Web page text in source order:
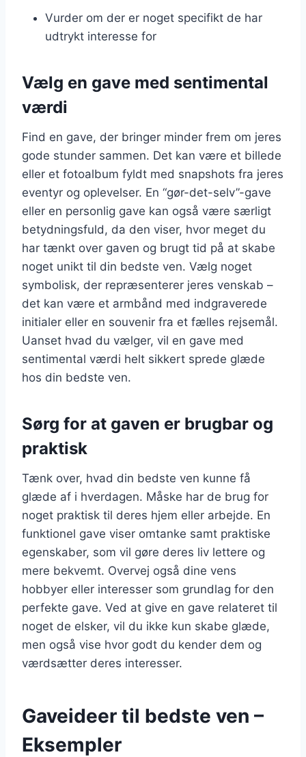
Vurder om der er noget specifikt de har
udtrykt interesse for
Vælg en gave med sentimental
værdi
Find en gave, der bringer minder frem om jeres
gode stunder sammen. Det kan være et billede
eller et fotoalbum fyldt med snapshots fra jeres
eventyr og oplevelser. En “gør-det-selv”-gave
eller en personlig gave kan også være særligt
betydningsfuld, da den viser, hvor meget du
har tænkt over gaven og brugt tid på at skabe
noget unikt til din bedste ven. Vælg noget
symbolisk, der repræsenterer jeres venskab –
det kan være et armbånd med indgraverede
initialer eller en souvenir fra et fælles rejsemål.
Uanset hvad du vælger, vil en gave med
sentimental værdi helt sikkert sprede glæde
hos din bedste ven.
Sørg for at gaven er brugbar og
praktisk
Tænk over, hvad din bedste ven kunne få
glæde af i hverdagen. Måske har de brug for
noget praktisk til deres hjem eller arbejde. En
funktionel gave viser omtanke samt praktiske
egenskaber, som vil gøre deres liv lettere og
mere bekvemt. Overvej også dine vens
hobbyer eller interesser som grundlag for den
perfekte gave. Ved at give en gave relateret til
noget de elsker, vil du ikke kun skabe glæde,
men også vise hvor godt du kender dem og
værdsætter deres interesser.
Gaveideer til bedste ven –
Eksempler